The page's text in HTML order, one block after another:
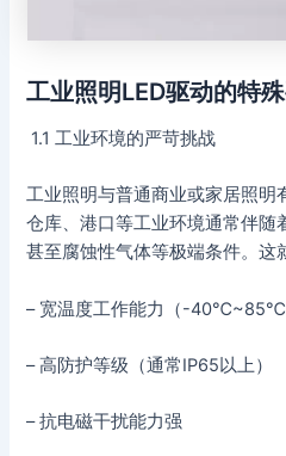
工业照明LED驱动的特
1.1 工业环境的严苛挑战
工业照明与普通商业或家居照明
仓库、港口等工业环境通常伴随
甚至腐蚀性气体等极端条件。这
– 宽温度工作能力（-40℃~85℃
– 高防护等级（通常IP65以上）
– 抗电磁干扰能力强